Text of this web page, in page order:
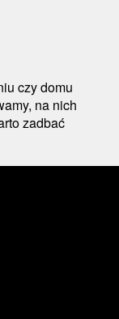
czy domu
na nich
zadbać